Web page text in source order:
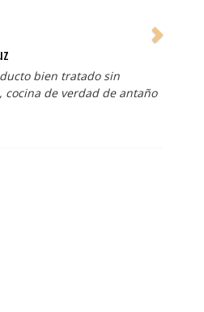
bien tratado sin
cocina de verdad de antaño